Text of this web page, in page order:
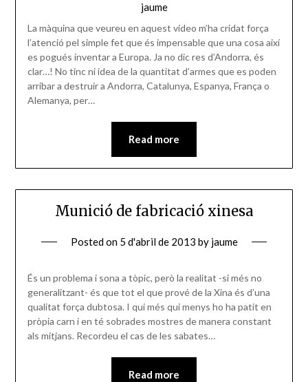
jaume
La màquina que veureu en aquest vídeo m’ha cridat força
l’atenció pel simple fet que és impensable que una cosa així
es pogués inventar a Europa. Ja no dic res d’Andorra, és
clar…! No tinc ni idea de la quantitat d’armes que es poden
arribar a destruir a Andorra, Catalunya, Espanya, França o
Alemanya, per…
Read more
Munició de fabricació xinesa
Posted on 5 d'abril de 2013 by jaume
És un problema i sona a tòpic, però la realitat -si més no
generalitzant- és que tot el que prové de la Xina és d’una
qualitat força dubtosa. I qui més qui menys ho ha patit en
pròpia carn i en té sobrades mostres de manera constant
als mitjans. Recordeu el cas de les sabates…
Read more